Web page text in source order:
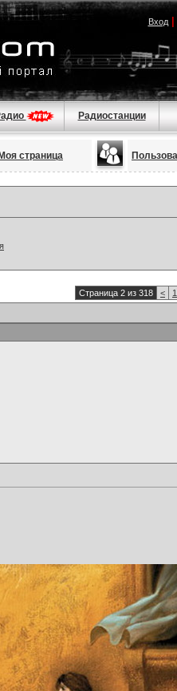
Вход|
Радиостанции
Моя страница
Страница 2 из 318 < 1